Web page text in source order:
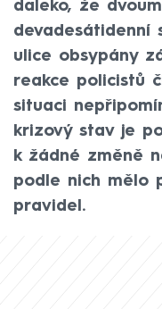
daleko, že
devadesátidenní
ulice obsypány
reakce policistů
situaci
krizový stav je
k žádné změně
podle nich mělo
pravidel.